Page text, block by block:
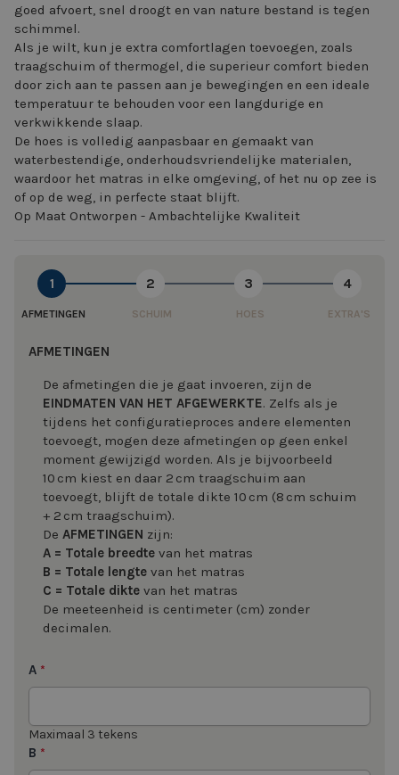
goed afvoert, snel droogt en van nature bestand is tegen
schimmel.
Als je wilt, kun je extra comfortlagen toevoegen, zoals
traagschuim of thermogel, die superieur comfort bieden
door zich aan te passen aan je bewegingen en een ideale
temperatuur te behouden voor een langdurige en
verkwikkende slaap.
De hoes is volledig aanpasbaar en gemaakt van
waterbestendige, onderhoudsvriendelijke materialen,
waardoor het matras in elke omgeving, of het nu op zee is
of op de weg, in perfecte staat blijft.
Op Maat Ontworpen - Ambachtelijke Kwaliteit
1
AFMETINGEN
2
SCHUIM
3
HOES
4
EXTRA'S
AFMETINGEN
De afmetingen die je gaat invoeren, zijn de
EINDMATEN VAN HET AFGEWERKTE. Zelfs als je
tijdens het configuratieproces andere elementen
toevoegt, mogen deze afmetingen op geen enkel
moment gewijzigd worden. Als je bijvoorbeeld
10 cm kiest en daar 2 cm traagschuim aan
toevoegt, blijft de totale dikte 10 cm (8 cm schuim
+ 2 cm traagschuim).
De AFMETINGEN zijn:
A = Totale breedte van het matras
B = Totale lengte van het matras
C = Totale dikte van het matras
De meeteenheid is centimeter (cm) zonder
decimalen.
A *
Maximaal 3 tekens
B *